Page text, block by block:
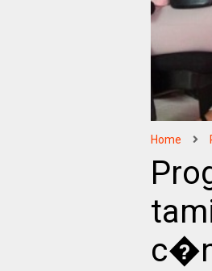
Home